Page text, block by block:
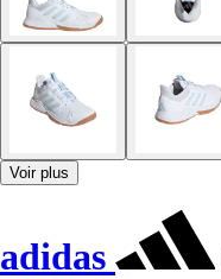
Voir plus
adidas